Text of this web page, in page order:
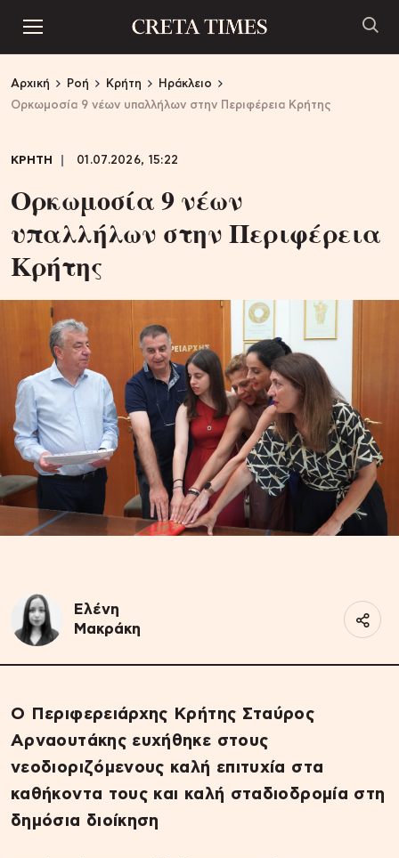
Αρχική Ροή Κρήτη
Ηράκλειο
Ορκωμοσία 9 νέων υπαλλήλων στην Περιφέρεια Κρήτης
ΚΡΗΤΗ 01.07.2026, 15:22
Ορκωμοσία 9 νέων
υπαλλήλων στην Περιφέρεια
Κρήτης
Ελένη
Μακράκη
Ο Περιφερειάρχης Κρήτης Σταύρος
Αρναουτάκης ευχήθηκε στους
νεοδιοριζόμενους καλή επιτυχία στα
καθήκοντα τους και καλή σταδιοδρομία στη
δημόσια διοίκηση